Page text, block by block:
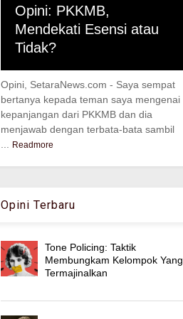
Opini: PKKMB,
Mendekati Esensi atau
Tidak?
Opini, SetaraNews.com - Saya sempat
bertanya kepada teman saya mengenai
kepanjangan dari PKKMB dan dia
menjawab dengan terbata-bata sambil
Readmore
Opini Terbaru
Tone Policing: Taktik
Membungkam Kelompok Yang
Termajinalkan